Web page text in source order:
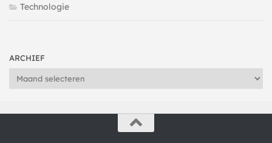
Technologie
ARCHIEF
Archief